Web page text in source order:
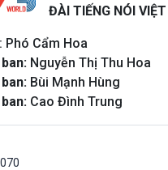
ĐÀI TIẾNG NÓI
: Phó Cẩm Hoa
Nguyễn Thị Thu Hoa
Bùi Mạnh Hùng
Cao Đình Trung